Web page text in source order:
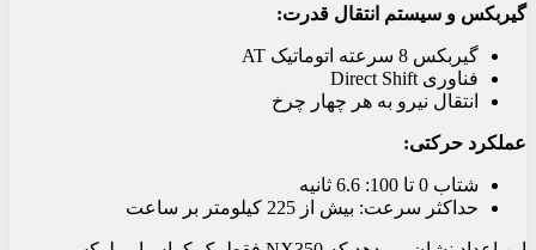
گیربکس و سیستم انتقال قدرت:
گیربکس 8 سرعته اتوماتیک AT
فناوری Direct Shift
انتقال نیرو به هر چهار چرخ
عملکرد حرکتی:
شتاب 0 تا 100: 6.6 ثانیه
حداکثر سرعت: بیش از 225 کیلومتر بر ساعت